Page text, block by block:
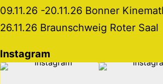
09.11.26 -20.11.26 Bonner
26.11.26 Braunschweig Roter Saal
Instagram